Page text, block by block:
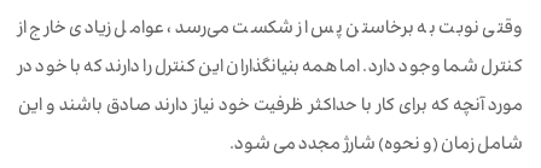
وقتی نوبت به برخاستن پس از شکست می‌رسد، عوامل زیادی خارج از
کنترل شما وجود دارد. اما همه بنیانگذاران این کنترل را دارند که با خود در
مورد آنچه که برای کار با حداکثر ظرفیت خود نیاز دارند صادق باشند و این
شامل زمان (و نحوه) شارژ مجدد می شود.